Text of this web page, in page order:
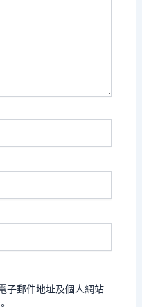
子郵件地址及個人網站